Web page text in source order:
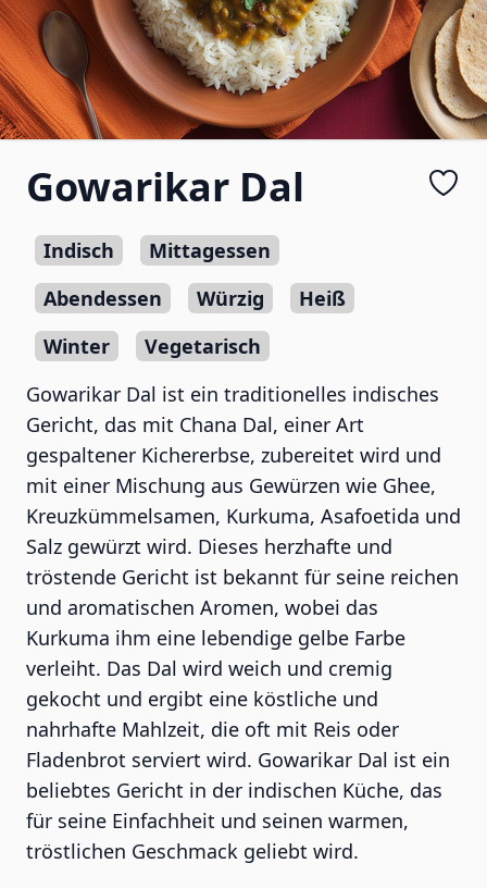
Gowarikar Dal
Indisch
Mittagessen
Abendessen
Würzig
Heiß
Winter
Vegetarisch
Gowarikar Dal ist ein traditionelles indisches
Gericht, das mit Chana Dal, einer Art
gespaltener Kichererbse, zubereitet wird und
mit einer Mischung aus Gewürzen wie Ghee,
Kreuzkümmelsamen, Kurkuma, Asafoetida und
Salz gewürzt wird. Dieses herzhafte und
tröstende Gericht ist bekannt für seine reichen
und aromatischen Aromen, wobei das
Kurkuma ihm eine lebendige gelbe Farbe
verleiht. Das Dal wird weich und cremig
gekocht und ergibt eine köstliche und
nahrhafte Mahlzeit, die oft mit Reis oder
Fladenbrot serviert wird. Gowarikar Dal ist ein
beliebtes Gericht in der indischen Küche, das
für seine Einfachheit und seinen warmen,
tröstlichen Geschmack geliebt wird.